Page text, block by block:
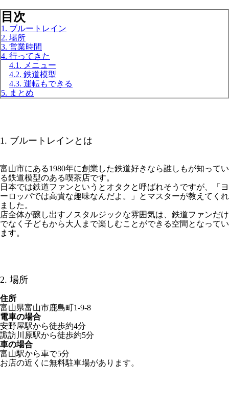
目次
1. ブルートレイン
2. 場所
3. 営業時間
4. 行ってきた
4.1. メニュー
4.2. 鉄道模型
4.3. 運転もできる
5. まとめ
1. ブルートレインとは
富山市にある1980年に創業した鉄道好きなら誰しもが知ってい
る鉄道模型のある喫茶店です。
日本では鉄道ファンというとオタクと呼ばれそうですが、「ヨ
ーロッパでは高貴な趣味なんだよ。」とマスターが教えてくれ
ました。
店全体が醸し出すノスタルジックな雰囲気は、鉄道ファンだけ
でなく子どもから大人まで楽しむことができる空間となってい
ます。
2. 場所
住所
富山県富山市鹿島町1-9-8
電車の場合
安野屋駅から徒歩約4分
諏訪川原駅から徒歩約5分
車の場合
富山駅から車で5分
お店の近くに無料駐車場があります。